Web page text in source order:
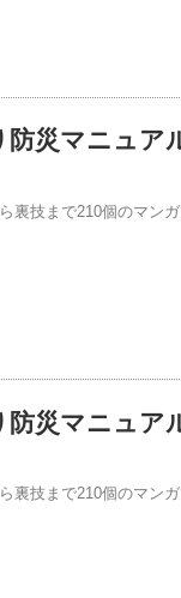
防災マニュア
裏技まで210個のマンガ
災マニュア
裏技まで210個のマンガ